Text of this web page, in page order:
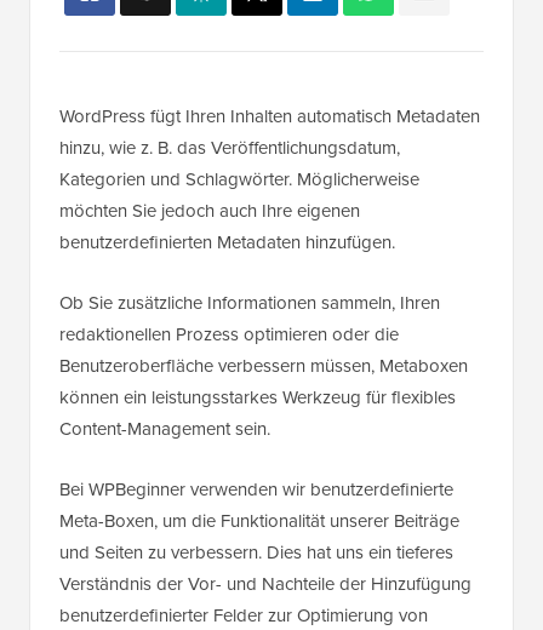
WordPress fügt Ihren Inhalten automatisch Metadaten
hinzu, wie z. B. das Veröffentlichungsdatum,
Kategorien und Schlagwörter. Möglicherweise
möchten Sie jedoch auch Ihre eigenen
benutzerdefinierten Metadaten hinzufügen.
Ob Sie zusätzliche Informationen sammeln, Ihren
redaktionellen Prozess optimieren oder die
Benutzeroberfläche verbessern müssen, Metaboxen
können ein leistungsstarkes Werkzeug für flexibles
Content-Management sein.
Bei WPBeginner verwenden wir benutzerdefinierte
Meta-Boxen, um die Funktionalität unserer Beiträge
und Seiten zu verbessern. Dies hat uns ein tieferes
Verständnis der Vor- und Nachteile der Hinzufügung
benutzerdefinierter Felder zur Optimierung von